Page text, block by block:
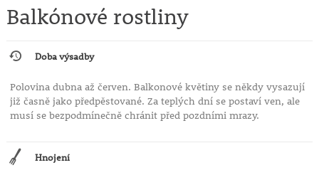
Balkónové rostliny
Doba výsadby
Polovina dubna až červen. Balkonové květiny se někdy vysazují
již časně jako předpěstované. Za teplých dní se postaví ven, ale
musí se bezpodmínečně chránit před pozdními mrazy.
Hnojení